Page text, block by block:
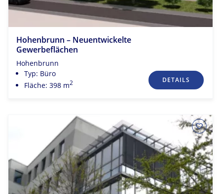
Hohenbrunn – Neuentwickelte
Gewerbeflächen
Hohenbrunn
Typ: Büro
Fläche: 398 m2 DETAILS